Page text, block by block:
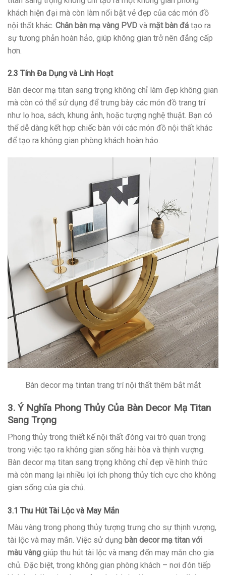
khách hiện đại mà còn làm nổi bật vẻ đẹp của các món đồ
nội thất khác. Chân bàn mạ vàng PVD và mặt bàn đá tạo ra
sự tương phản hoàn hảo, giúp không gian trở nên đẳng cấp
hơn.
2.3 Tính Đa Dụng và Linh Hoạt
Bàn decor mạ titan sang trọng không chỉ làm đẹp không gian
mà còn có thể sử dụng để trưng bày các món đồ trang trí
như lọ hoa, sách, khung ảnh, hoặc tượng nghệ thuật. Bạn có
thể dễ dàng kết hợp chiếc bàn với các món đồ nội thất khác
để tạo ra không gian phòng khách hoàn hảo.
Bàn decor mạ tintan trang trí nội thất thêm bắt mắt
3. Ý Nghĩa Phong Thủy Của Bàn Decor Mạ Titan
Sang Trọng
Phong thủy trong thiết kế nội thất đóng vai trò quan trọng
trong việc tạo ra không gian sống hài hòa và thịnh vượng.
Bàn decor mạ titan sang trọng không chỉ đẹp về hình thức
mà còn mang lại nhiều lợi ích phong thủy tích cực cho không
gian sống của gia chủ.
3.1 Thu Hút Tài Lộc và May Mắn
Màu vàng trong phong thủy tượng trưng cho sự thịnh vượng,
tài lộc và may mắn. Việc sử dụng bàn decor mạ titan với
màu vàng giúp thu hút tài lộc và mang đến may mắn cho gia
chủ. Đặc biệt, trong không gian phòng khách – nơi đón tiếp